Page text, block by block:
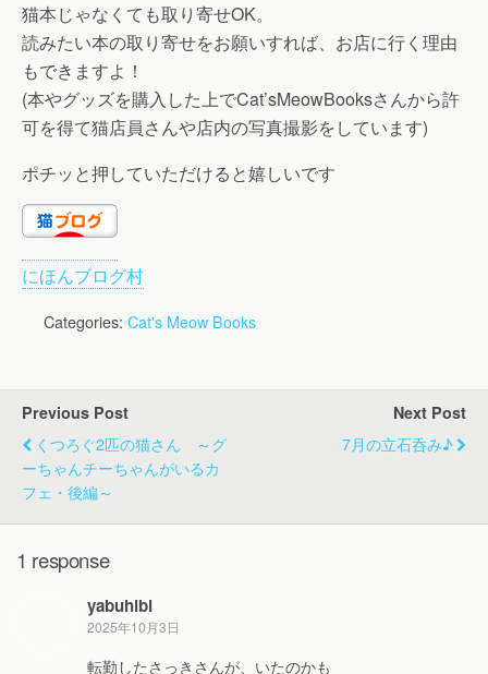
猫本じゃなくても取り寄せOK。
読みたい本の取り寄せをお願いすれば、お店に行く理由
もできますよ！
(本やグッズを購入した上でCat’sMeowBooksさんから許
可を得て猫店員さんや店内の写真撮影をしています)
ポチッと押していただけると嬉しいです
にほんブログ村
Categories: Cat's Meow Books
Previous Post
くつろぐ2匹の猫さん ～グ
ーちゃんチーちゃんがいるカ
フェ・後編～
Next Post
7月の立石呑み♪
1 response
yabuhibi
2025年10月3日
転勤したさっきさんが、いたのかも